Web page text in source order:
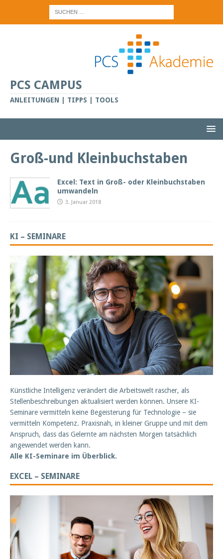
PCS CAMPUS
ANLEITUNGEN | TIPPS | TOOLS
Groß-und Kleinbuchstaben
Excel: Text in Groß- oder Kleinbuchstaben
umwandeln
3. Januar 2018
KI – SEMINARE
Künstliche Intelligenz verändert die Arbeitswelt rascher, als
Stellenbeschreibungen aktualisiert werden können. Unsere KI-
Seminare vermitteln keine Begeisterung für Technologie – sie
vermitteln Kompetenz. Praxisnah, in kleiner Gruppe und mit dem
Anspruch, dass das Gelernte am nächsten Morgen tatsächlich
angewendet werden kann.
Alle KI-Seminare im Überblick.
EXCEL – SEMINARE